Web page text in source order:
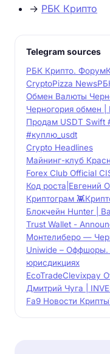
→ РБК Крипто
Telegram sources
РБК Крипто. Форум
CryptoPizza News
Обмен Валюты
Черногория обмен
Продам USDT Swift
#куплю_usdt
Crypto Headlines
Майнинг-клуб
Forex Club Official
Код роста|Евгений
Криптограм 👾
Блокчейн Hunter |
Trust Wallet -
Монтелиберо —
Uniwide – Оффшоры.
юрисдикциях
EcoTradeClevixpay
Дмитрий Чуга |
Fa9 Новости Крипты